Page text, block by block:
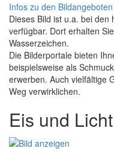
Infos zu den Bildangeboten
Dieses Bild ist u.a. bei
verfügbar. Dort erhalten
Wasserzeichen.
Die Bilderportale bieten
beispielsweise als
erwerben. Auch vielfältige
Weg verwirklichen.
Eis und